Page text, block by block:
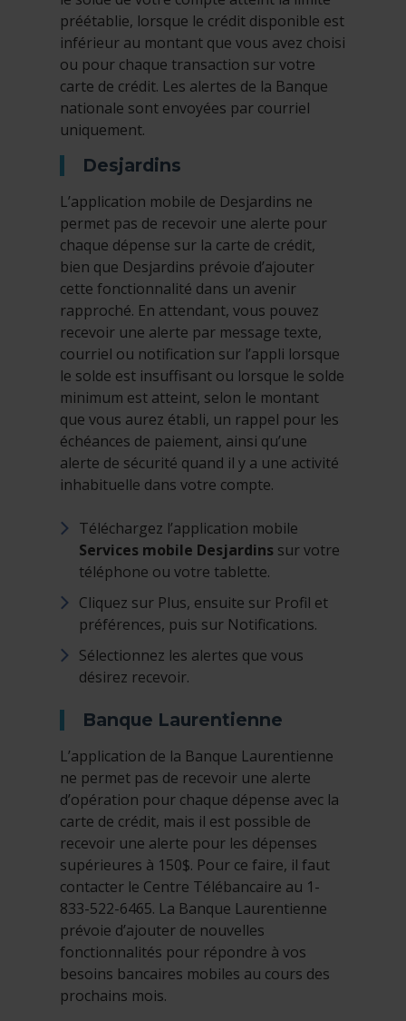
préétablie, lorsque le crédit disponible est
inférieur au montant que vous avez choisi
ou pour chaque transaction sur votre
carte de crédit. Les alertes de la Banque
nationale sont envoyées par courriel
uniquement.
Desjardins
L’application mobile de Desjardins ne
permet pas de recevoir une alerte pour
chaque dépense sur la carte de crédit,
bien que Desjardins prévoie d’ajouter
cette fonctionnalité dans un avenir
rapproché. En attendant, vous pouvez
recevoir une alerte par message texte,
courriel ou notification sur l’appli lorsque
le solde est insuffisant ou lorsque le solde
minimum est atteint, selon le montant
que vous aurez établi, un rappel pour les
échéances de paiement, ainsi qu’une
alerte de sécurité quand il y a une activité
inhabituelle dans votre compte.
Téléchargez l’application mobile
Services mobile Desjardins sur votre
téléphone ou votre tablette.
Cliquez sur Plus, ensuite sur Profil et
préférences, puis sur Notifications.
Sélectionnez les alertes que vous
désirez recevoir.
Banque Laurentienne
L’application de la Banque Laurentienne
ne permet pas de recevoir une alerte
d’opération pour chaque dépense avec la
carte de crédit, mais il est possible de
recevoir une alerte pour les dépenses
supérieures à 150$. Pour ce faire, il faut
contacter le Centre Télébancaire au 1-
833-522-6465. La Banque Laurentienne
prévoie d’ajouter de nouvelles
fonctionnalités pour répondre à vos
besoins bancaires mobiles au cours des
prochains mois.